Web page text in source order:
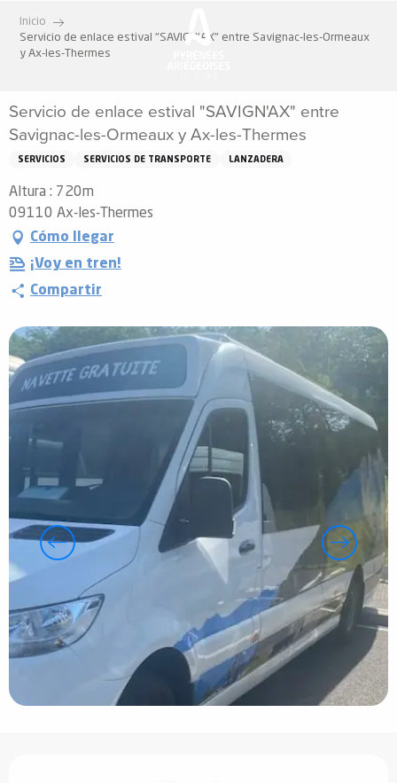
contenu
Inicio
Servicio de enlace estival "SAVIGN'AX" entre Savignac-les-Ormeaux
y Ax-les-Thermes
Servicio de enlace estival "SAVIGN'AX" entre
Savignac-les-Ormeaux y Ax-les-Thermes
SERVICIOS SERVICIOS DE TRANSPORTE LANZADERA
Altura : 720m
09110 Ax-les-Thermes
Cómo llegar
¡Voy en tren!
Compartir